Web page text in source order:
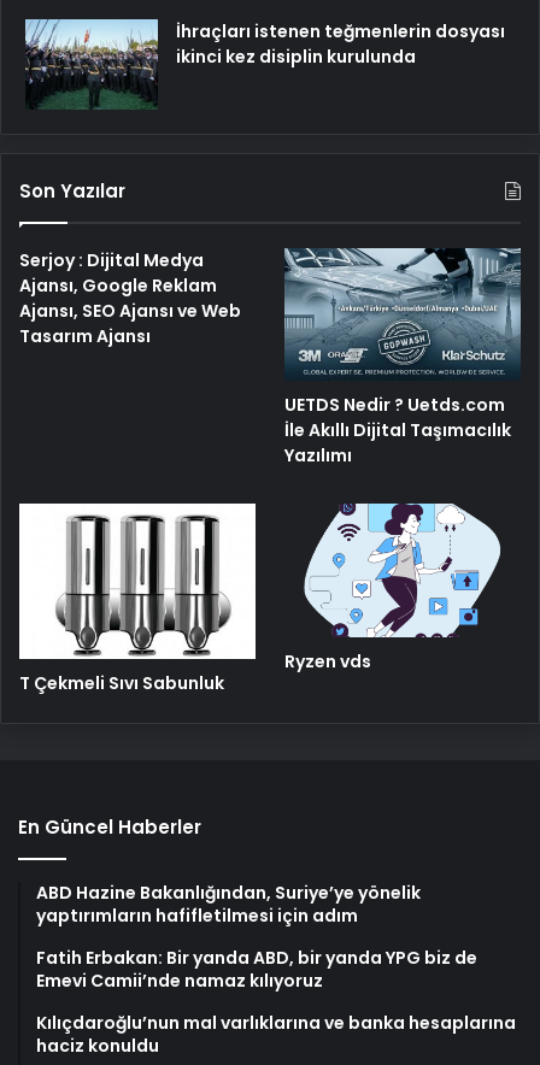
İhraçları istenen teğmenlerin dosyası
ikinci kez disiplin kurulunda
Son Yazılar
Serjoy : Dijital Medya
Ajansı, Google Reklam
Ajansı, SEO Ajansı ve Web
Tasarım Ajansı
UETDS Nedir ? Uetds.com
İle Akıllı Dijital Taşımacılık
Yazılımı
T Çekmeli Sıvı Sabunluk
Ryzen vds
En Güncel Haberler
ABD Hazine Bakanlığından, Suriye’ye yönelik
yaptırımların hafifletilmesi için adım
Fatih Erbakan: Bir yanda ABD, bir yanda YPG biz de
Emevi Camii’nde namaz kılıyoruz
Kılıçdaroğlu’nun mal varlıklarına ve banka hesaplarına
haciz konuldu